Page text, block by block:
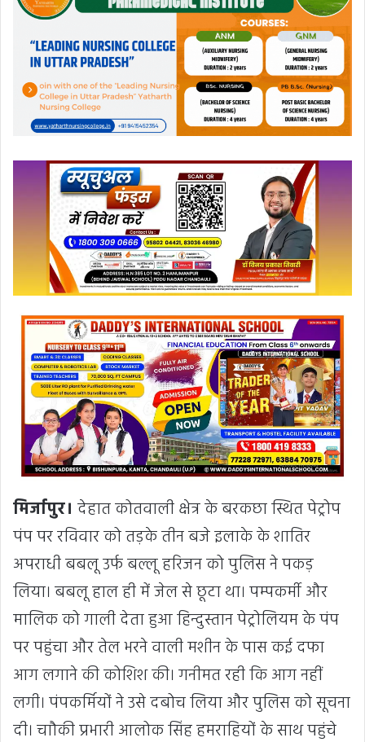
मिर्जापुर। देहात कोतवाली क्षेत्र के बरकछा स्थित पेट्रोप
पंप पर रविवार को तड़के तीन बजे इलाके के शातिर
अपराधी बबलू उर्फ बल्लू हरिजन को पुलिस ने पकड़
लिया। बबलू हाल ही में जेल से छूटा था। पम्पकर्मी और
मालिक को गाली देता हुआ हिन्दुस्तान पेट्रोलियम के पंप
पर पहुंचा और तेल भरने वाली मशीन के पास कई दफा
आग लगाने की कोशिश की। गनीमत रही कि आग नहीं
लगी। पंपकर्मियों ने उसे दबोच लिया और पुलिस को सूचना
दी। चाौकी प्रभारी आलोक सिंह हमराहियों के साथ पहुंचे